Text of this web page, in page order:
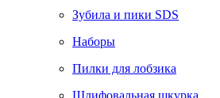
Зубила и пики SDS
Наборы
Пилки для лобзика
Шлифовальная шкурка